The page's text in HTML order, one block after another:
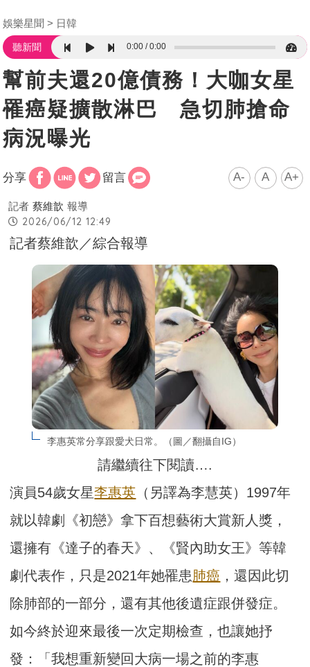
娛樂星聞 日韓
聽新聞 0:00 0:00
幫前夫還20億債務！大咖女星
罹癌疑擴散淋巴 急切肺搶命
病況曝光
分享 留言 A- A A+
記者 蔡維歆 報導
2026/06/12 12:49
記者蔡維歆／綜合報導
李惠英常分享跟愛犬日常。（圖／翻攝自IG）
請繼續往下閱讀….
演員54歲女星李惠英 （另譯為李慧英）1997年
就以韓劇《初戀》拿下百想藝術大賞新人獎，
還擁有《達子的春天》、《賢內助女王》等韓
劇代表作，只是2021年她罹患肺癌 ，還因此切
除肺部的一部分，還有其他後遺症跟併發症。
如今終於迎來最後一次定期檢查，也讓她抒
發：「我想重新變回大病一場之前的李惠